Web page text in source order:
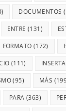
DOCUMENTOS
ENTRE (131)
FORMATO (172)
(111)
(95) MÁS
PARA (363)